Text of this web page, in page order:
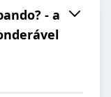
- a